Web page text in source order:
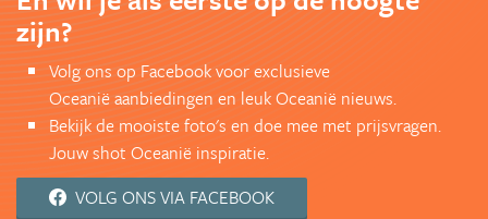
zijn?
Volg ons op Facebook voor exclusieve
Oceanië aanbiedingen en leuk Oceanië nieuws.
Bekijk de mooiste foto's en doe mee met prijsvragen.
Jouw shot Oceanië inspiratie.
VOLG ONS VIA FACEBOOK